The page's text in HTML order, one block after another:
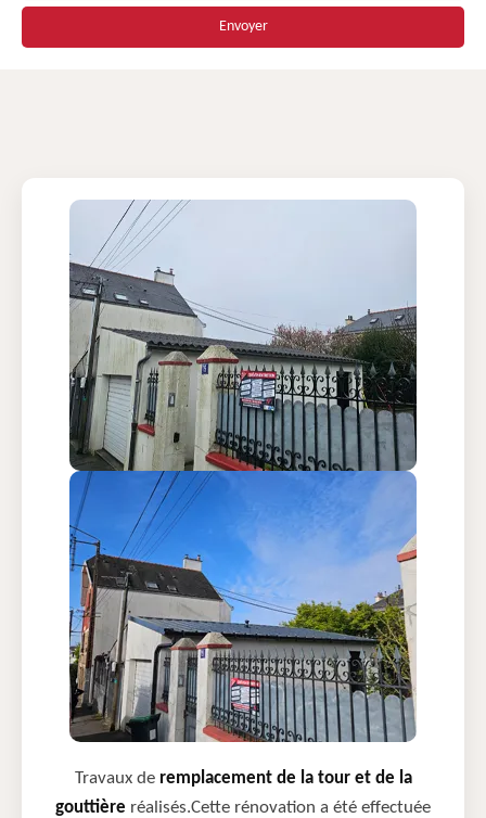
Travaux de remplacement de la tour et de la
gouttière réalisés.Cette rénovation a été effectuée